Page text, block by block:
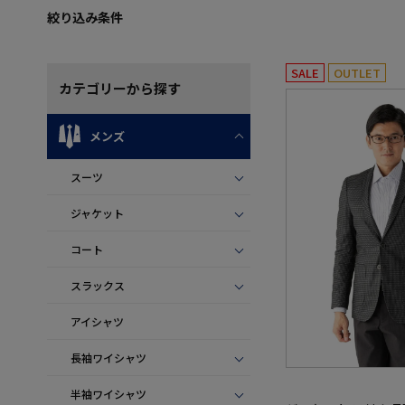
絞り込み条件
カテゴリーから探す
メンズ
スーツ
ジャケット
コート
スラックス
アイシャツ
長袖ワイシャツ
半袖ワイシャツ
SALE OUTLET